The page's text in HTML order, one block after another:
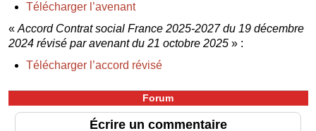
Télécharger l’avenant
« Accord Contrat social France 2025-2027 du 19 décembre
2024 révisé par avenant du 21 octobre 2025» :
Télécharger l’accord révisé
Forum
Écrire un commentaire